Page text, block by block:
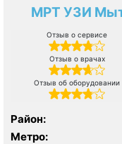
МРТ УЗИ
Отзыв о сервисе
Отзыв о врачах
Отзыв об оборудовании
Район:
Метро: